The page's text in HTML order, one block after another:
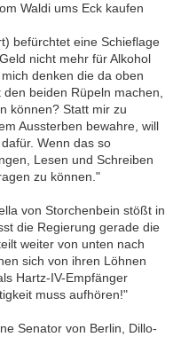
Waldi ums Eck kaufen
befürchtet eine Schieflage
nicht mehr für Alkohol
denken die da oben
beiden Rüpeln machen,
können? Statt mir zu
Aussterben bewahre, will
Wenn das so
Lesen und Schreiben
zu können."
von Storchenbein stößt in
die Regierung gerade die
weiter von unten nach
sich von ihren Löhnen
Hartz-IV-Empfänger
muss aufhören!"
Senator von Berlin, Dillo-